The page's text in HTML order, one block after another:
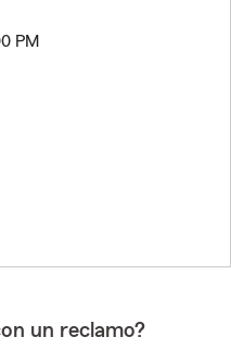
PM
un reclamo?